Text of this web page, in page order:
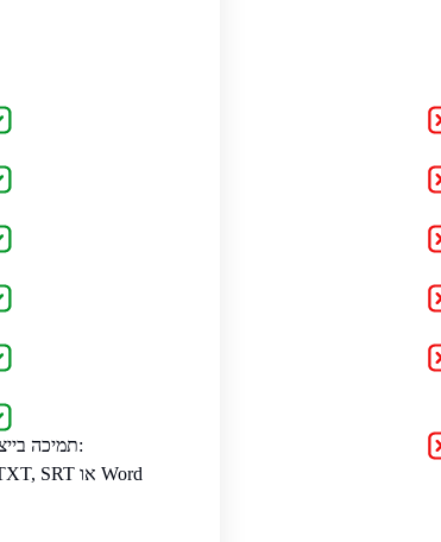
תמיכה בייצוא פורמטים:
טקסט רגיל, תבניות TXT, SRT או Word